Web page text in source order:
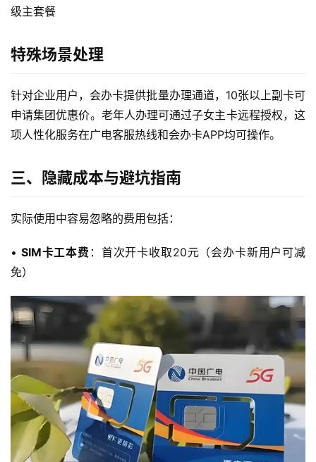
级主套餐
特殊场景处理
针对企业用户，会办卡提供批量办理通道，10张以上副卡可
申请集团优惠价。老年人办理可通过子女主卡远程授权，这
项人性化服务在广电客服热线和会办卡APP均可操作。
三、隐藏成本与避坑指南
实际使用中容易忽略的费用包括：
• SIM卡工本费 ：首次开卡收取20元（会办卡新用户可减
免）